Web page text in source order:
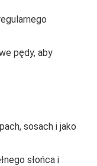
pędy, aby
sosach i jako
słońca i